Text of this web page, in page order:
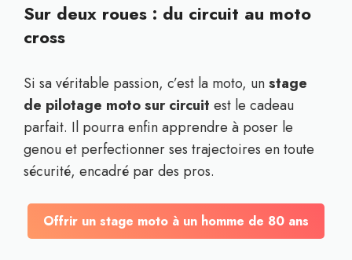
Sur deux roues : du circuit au moto
cross
Si sa véritable passion, c’est la moto, unstage
de pilotage moto sur circuit est le cadeau
parfait. Il pourra enfin apprendre à poser le
genou et perfectionner ses trajectoires en toute
sécurité, encadré par des pros.
Offrir un stage moto à un homme de 80 ans